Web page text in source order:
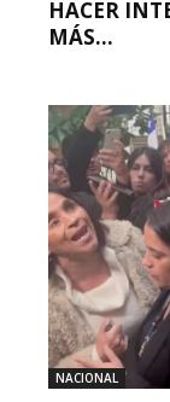
HACER
MÁS...
NACIONAL